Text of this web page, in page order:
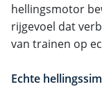
hellingsmotor
rijgevoel dat
van trainen op
Echte